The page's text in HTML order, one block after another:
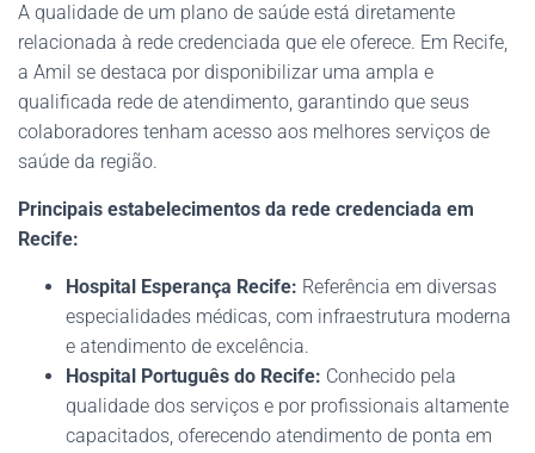
A qualidade de um plano de saúde está diretamente
relacionada à rede credenciada que ele oferece. Em Recife,
a Amil se destaca por disponibilizar uma ampla e
qualificada rede de atendimento, garantindo que seus
colaboradores tenham acesso aos melhores serviços de
saúde da região.
Principais estabelecimentos da rede credenciada em
Recife:
Hospital Esperança Recife: Referência em diversas
especialidades médicas, com infraestrutura moderna
e atendimento de excelência.
Hospital Português do Recife: Conhecido pela
qualidade dos serviços e por profissionais altamente
capacitados, oferecendo atendimento de ponta em